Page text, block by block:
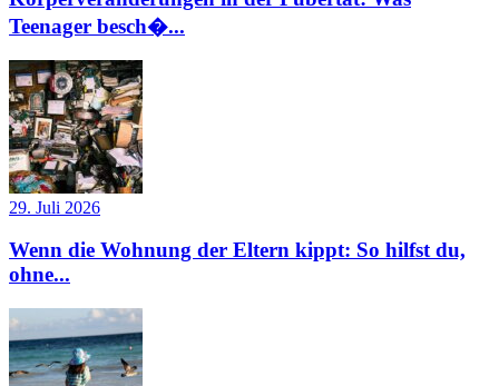
Teenager besch�...
29. Juli 2026
Wenn die Wohnung der Eltern kippt: So hilfst du,
ohne...